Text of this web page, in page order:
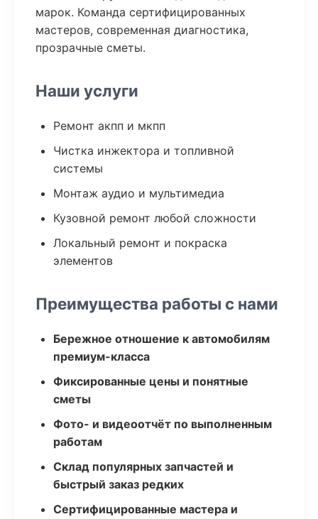
марок. Команда сертифицированных
мастеров, современная диагностика,
прозрачные сметы.
Наши услуги
Ремонт акпп и мкпп
Чистка инжектора и топливной
системы
Монтаж аудио и мультимедиа
Кузовной ремонт любой сложности
Локальный ремонт и покраска
элементов
Преимущества работы с нами
Бережное отношение к автомобилям
премиум-класса
Фиксированные цены и понятные
сметы
Фото- и видеоотчёт по выполненным
работам
Склад популярных запчастей и
быстрый заказ редких
Сертифицированные мастера и